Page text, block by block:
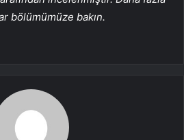
bölümümüze bakın.